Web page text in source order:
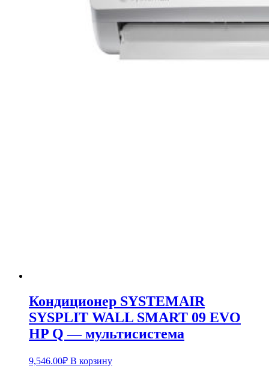
Кондиционер SYSTEMAIR
SYSPLIT WALL SMART 09 EVO
HP Q — мультисистема
9,546.00₽ В корзину